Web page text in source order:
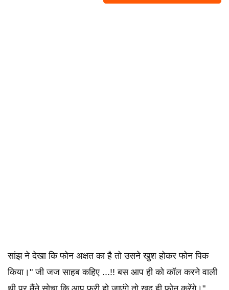
सांझ ने देखा कि फोन अक्षत का है तो उसने खुश होकर फोन पिक
किया।" जी जज साहब कहिए ...!! बस आप ही को कॉल करने वाली